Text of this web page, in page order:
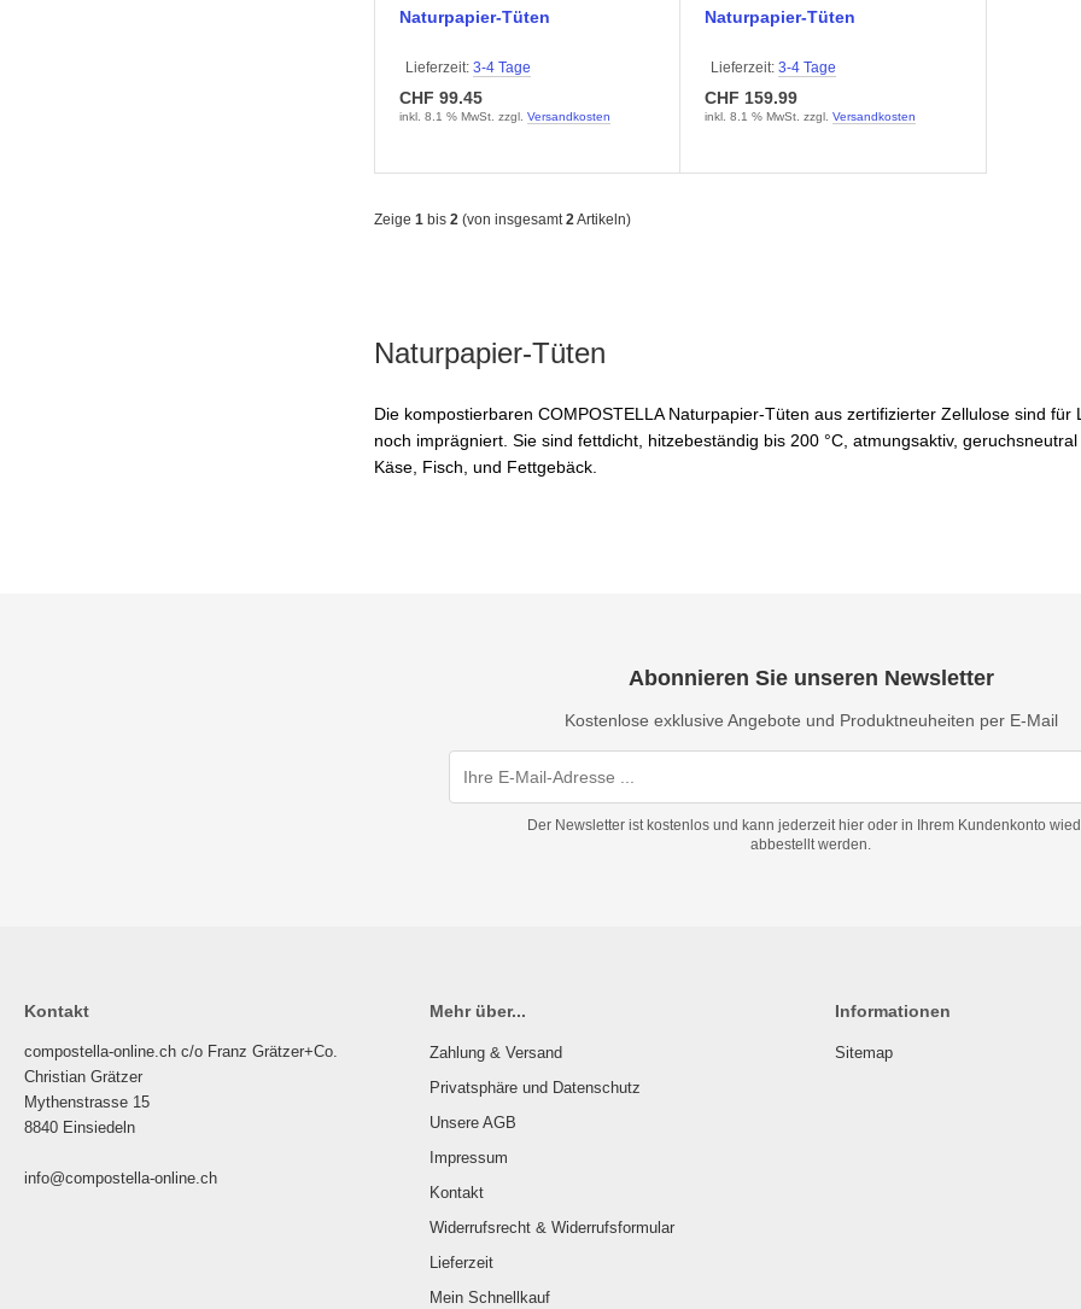
Naturpapier-Tüten
Lieferzeit: 3-4 Tage
CHF 99.45
inkl. 8.1 % MwSt. zzgl. Versandkosten
Naturpapier-Tüten
Lieferzeit:3-4 Tage
CHF 159.99
inkl. 8.1 % MwSt. zzgl.Versandkosten
Zeige 1 bis 2 (von insgesamt 2 Artikeln)
Naturpapier-Tüten
Die kompostierbaren COMPOSTELLA Naturpapier-Tüten aus zertifizierter Zellulose sind
noch imprägniert. Sie sind fettdicht, hitzebeständig bis 200 °C, atmungsaktiv,
Käse, Fisch, und Fettgebäck.
Abonnieren Sie unseren Newsletter
Kostenlose exklusive Angebote und Produktneuheiten per E-Mail
Der Newsletter ist kostenlos und kann jederzeit hier oder in Ihrem Kundenkonto
abbestellt werden.
Kontakt
compostella-online.ch c/o Franz Grätzer+Co.
Christian Grätzer
Mythenstrasse 15
8840 Einsiedeln
info@compostella-online.ch
Mehr über...
Zahlung & Versand
Privatsphäre und Datenschutz
Unsere AGB
Impressum
Kontakt
Widerrufsrecht & Widerrufsformular
Lieferzeit
Mein Schnellkauf
Informationen
Sitemap